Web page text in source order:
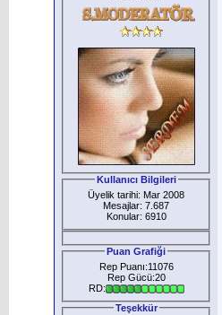
Kullanıcı Bilgileri
Üyelik tarihi: Mar 2008
Mesajlar: 7.687
Konular: 6910
Puan Grafiği
Rep Puanı:11076
Rep Gücü:20
RD:
Teşekkür